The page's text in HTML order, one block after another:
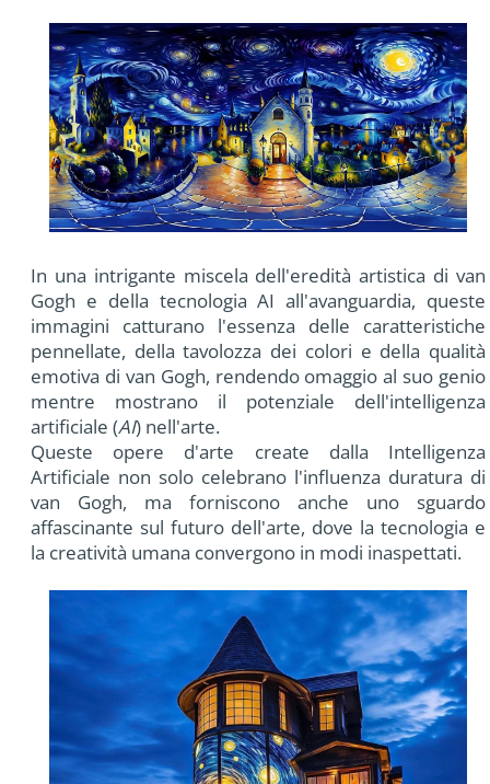
In una intrigante miscela dell'eredità artistica di van
Gogh e della tecnologia AI all'avanguardia, queste
immagini catturano l'essenza delle caratteristiche
pennellate, della tavolozza dei colori e della qualità
emotiva di van Gogh, rendendo omaggio al suo genio
mentre mostrano il potenziale dell'intelligenza
artificiale (AI) nell'arte.
Queste opere d'arte create dalla Intelligenza
Artificiale non solo celebrano l'influenza duratura di
van Gogh, ma forniscono anche uno sguardo
affascinante sul futuro dell'arte, dove la tecnologia e
la creatività umana convergono in modi inaspettati.